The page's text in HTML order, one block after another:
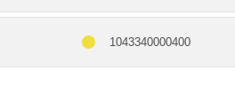
1043340000400